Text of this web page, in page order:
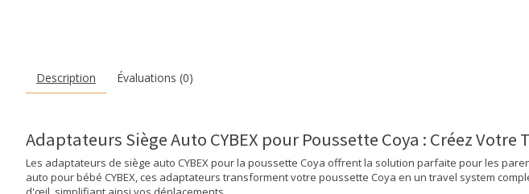
Description Évaluations (0)
Adaptateurs Siège Auto CYBEX pour Poussette Coya : Créez Votre
Les adaptateurs de siège auto CYBEX pour la poussette Coya offrent la solution parfaite pour les
auto pour bébé CYBEX, ces adaptateurs transforment votre poussette Coya en un travel system